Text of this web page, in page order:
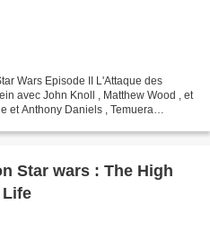
Wars Episode II L'Attaque des
avec John Knoll , Matthew Wood , et
et Anthony Daniels , Temuera
Star wars : The High